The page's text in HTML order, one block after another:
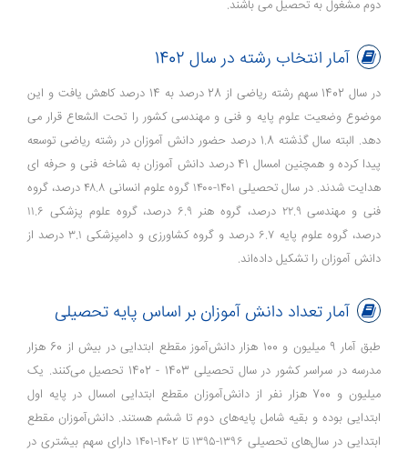
دوم مشغول به تحصیل می باشند.
آمار انتخاب رشته در سال 1402
در سال 1402 سهم رشته ریاضی از 28 درصد به 14 درصد کاهش یافت و این
موضوع وضعیت علوم پایه و فنی و مهندسی کشور را تحت الشعاع قرار می
دهد. البته سال گذشته 1.8 درصد حضور دانش آموزان در رشته ریاضی توسعه
پیدا کرده و همچنین امسال 41 درصد دانش آموزان به شاخه فنی و حرفه ای
هدایت شدند. در سال تحصیلی ۱۴۰۱-۱۴۰۰ گروه علوم انسانی ۴۸.۸ درصد، گروه
فنی و مهندسی ۲۲.۹ درصد، گروه هنر ۶.۹ درصد، گروه علوم پزشکی ۱۱.۶
درصد، گروه علوم پایه ۶.۷ درصد و گروه کشاورزی و دامپزشکی ۳.۱ درصد از
دانش آموزان را تشکیل داده‌اند.
آمار تعداد دانش آموزان بر اساس پایه تحصیلی
طبق آمار 9 میلیون و 100 هزار دانش‌آموز مقطع ابتدایی در بیش از 60 هزار
مدرسه در سراسر کشور در سال تحصیلی 1403 - 1402 تحصیل می‌کنند. یک
میلیون و 700 هزار نفر از دانش‌آموزان مقطع ابتدایی امسال در پایه اول
ابتدایی بوده و بقیه شامل پایه‌های دوم تا ششم هستند. دانش‌آموزان مقطع
ابتدایی در سال‌های تحصیلی ۱۳۹۶-۱۳۹۵ تا ۱۴۰۲-۱۴۰۱ دارای سهم بیشتری در